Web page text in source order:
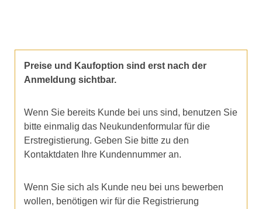
Preise und Kaufoption sind erst nach der
Anmeldung sichtbar.
Wenn Sie bereits Kunde bei uns sind, benutzen Sie
bitte einmalig das Neukundenformular für die
Erstregistierung. Geben Sie bitte zu den
Kontaktdaten Ihre Kundennummer an.
Wenn Sie sich als Kunde neu bei uns bewerben
wollen, benötigen wir für die Registrierung